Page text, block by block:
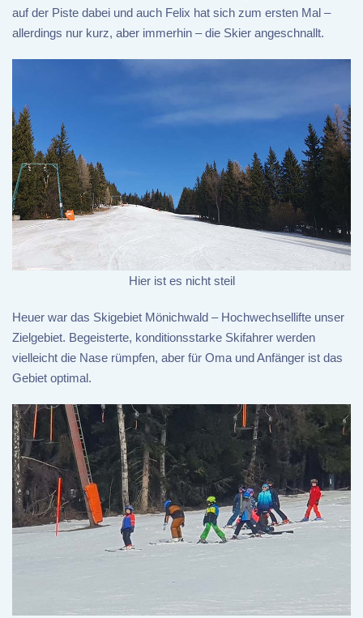
auf der Piste dabei und auch Felix hat sich zum ersten Mal –
allerdings nur kurz, aber immerhin – die Skier angeschnallt.
Hier ist es nicht steil
Heuer war das Skigebiet Mönichwald – Hochwechsellifte unser
Zielgebiet. Begeisterte, konditionsstarke Skifahrer werden
vielleicht die Nase rümpfen, aber für Oma und Anfänger ist das
Gebiet optimal.